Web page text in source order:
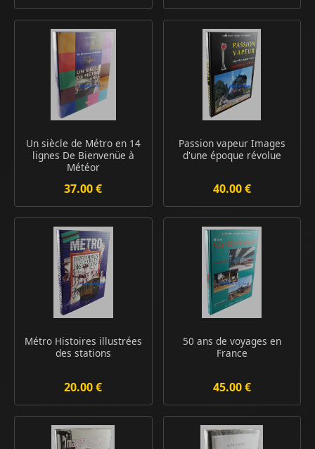
Un siècle de Métro en 14
lignes De Bienvenüe à
Météor
37.00 €
Passion vapeur Images
d'une époque révolue
40.00 €
Métro Histoires illustrées
des stations
20.00 €
50 ans de voyages en
France
45.00 €